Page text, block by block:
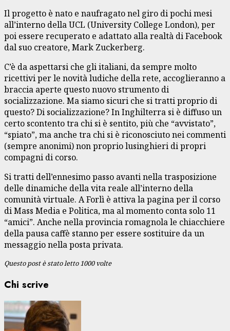
Il progetto è nato e naufragato nel giro di pochi mesi
all’interno della UCL (University College London), per
poi essere recuperato e adattato alla realtà di Facebook
dal suo creatore, Mark Zuckerberg.
C’è da aspettarsi che gli italiani, da sempre molto
ricettivi per le novità ludiche della rete, accoglieranno a
braccia aperte questo nuovo strumento di
socializzazione. Ma siamo sicuri che si tratti proprio di
questo? Di socializzazione? In Inghilterra si è diffuso un
certo scontento tra chi si è sentito, più che “avvistato”,
“spiato”, ma anche tra chi si è riconosciuto nei commenti
(sempre anonimi) non proprio lusinghieri di propri
compagni di corso.
Si tratti dell’ennesimo passo avanti nella trasposizione
delle dinamiche della vita reale all’interno della
comunità virtuale. A Forlì è attiva la pagina per il corso
di Mass Media e Politica, ma al momento conta solo 11
“amici”. Anche nella provincia romagnola le chiacchiere
della pausa caffè stanno per essere sostituire da un
messaggio nella posta privata.
Questo post è stato letto 1000 volte
Chi scrive